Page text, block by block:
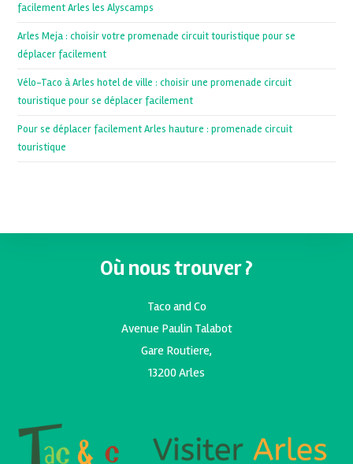
facilement Arles les Alyscamps
Arles Meja : choisir votre promenade circuit touristique pour se
déplacer facilement
Vélo-Taco à Arles hotel de ville : choisir une promenade circuit
touristique pour se déplacer facilement
Pour se déplacer facilement Arles hauture : promenade circuit
touristique
Où nous trouver ?
Taco and Co
Avenue Paulin Talabot
Gare Routiere,
13200 Arles